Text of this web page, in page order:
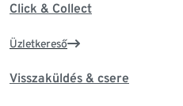
Click & Collect
Üzletkereső
Visszaküldés & csere